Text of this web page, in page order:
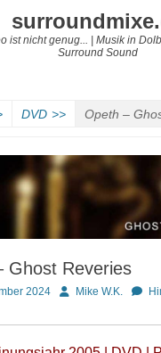
ist nicht genug... | Musik in
Surround Sound
DVD >> Opeth –
Ghost Reveries
2024 AutorMike W.K.